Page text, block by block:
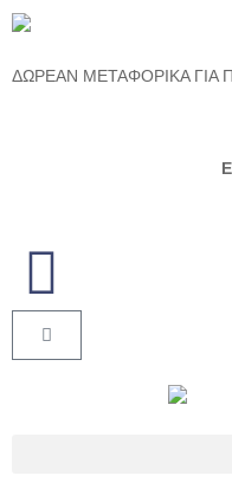
Μετάβαση
στο
ΔΩΡΕΑΝ ΜΕΤΑΦΟΡΙΚΑ ΓΙΑ